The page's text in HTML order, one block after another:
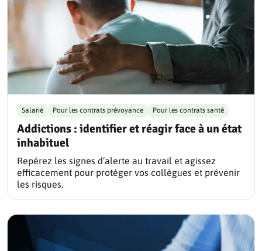
Addictions : identifier et réagir face à un état
inhabituel
Salarié Pour les contrats prévoyance Pour les contrats santé
Repérez les signes d’alerte au travail et agissez
efficacement pour protéger vos collègues et prévenir
les risques.